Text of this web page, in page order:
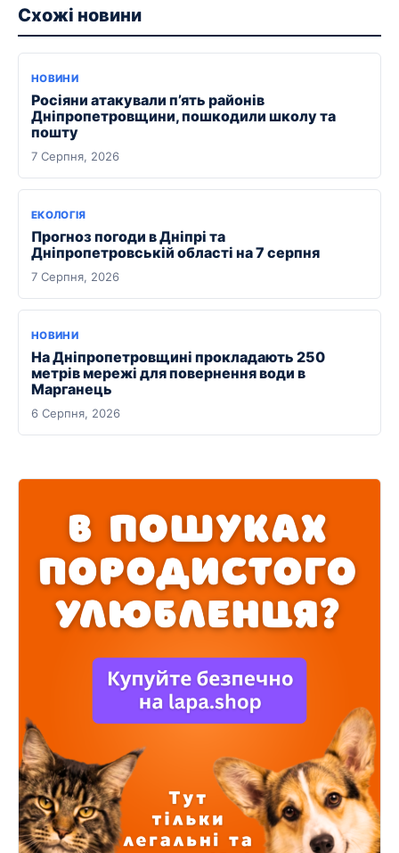
Схожі новини
НОВИНИ
Росіяни атакували п’ять районів
Дніпропетровщини, пошкодили школу та
пошту
7 Серпня, 2026
ЕКОЛОГІЯ
Прогноз погоди в Дніпрі та
Дніпропетровській області на 7 серпня
7 Серпня, 2026
НОВИНИ
На Дніпропетровщині прокладають 250
метрів мережі для повернення води в
Марганець
6 Серпня, 2026